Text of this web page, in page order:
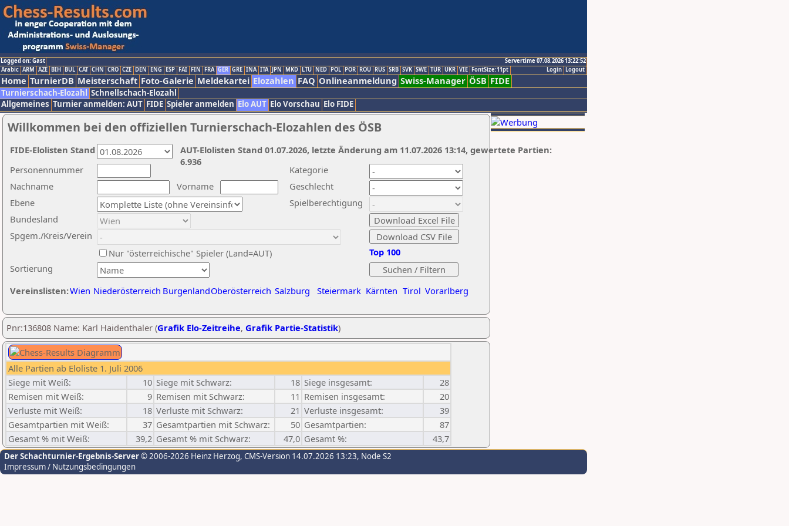
Logged on: Gast
Servertime 07.08.2026 13:22:52
Logout
Login
Arabic ARM AZE BIH BUL CAT CHN CRO CZE DEN ENG ESP FAI FIN FRA GER GRE INA ITA JPN MKD LTU NED POL POR ROU RUS SRB SVK SWE TUR UKR VIE FontSize:11pt
Home TurnierDB Meisterschaft Foto-Galerie Meldekartei Elozahlen FAQ Onlineanmeldung Swiss-Manager ÖSB FIDE
Turnierschach-Elozahl Schnellschach-Elozahl
Allgemeines Turnier anmelden: AUT FIDE Spieler anmelden Elo AUT Elo Vorschau Elo FIDE
Willkommen bei den offiziellen Turnierschach-Elozahlen des ÖSB
Nachname
Vorname
Ebene
Kategorie
Sortierung
Personennummer
Bundesland
Spgem./Kreis/Verein
Geschlecht
Nur "österreichische" Spieler (Land=AUT)
Spielberechtigung
Vereinslisten:Wien Niederösterreich BurgenlandOberösterreich Salzburg Steiermark Kärnten Tirol Vorarlberg
Top 100
AUT-Elolisten Stand 01.07.2026, letzte Änderung am 11.07.2026 13:14, gewertete Partien:
6.936
FIDE-Elolisten Stand
Pnr:136808 Name: Karl Haidenthaler (Grafik Elo-Zeitreihe, Grafik Partie-Statistik)
Alle Partien ab Eloliste 1. Juli 2006
Siege mit Weiß:
10 Siege mit Schwarz: 18 Siege insgesamt:
28
Remisen mit Weiß:
9 Remisen mit Schwarz: 11 Remisen insgesamt:
20
Verluste mit Weiß:
18 Verluste mit Schwarz: 21 Verluste insgesamt:
39
Gesamtpartien mit Weiß:
37 Gesamtpartien mit Schwarz: 50 Gesamtpartien:
87
Gesamt % mit Weiß:
39,2 Gesamt % mit Schwarz: 47,0 Gesamt %: 43,7
Der Schachturnier-Ergebnis-Server© 2006-2026 Heinz Herzog, CMS-Version 14.07.2026 13:23, Node S2
Impressum / Nutzungsbedingungen